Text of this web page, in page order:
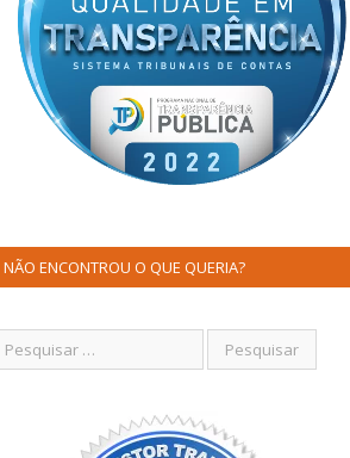
NÃO ENCONTROU O QUE QUERIA?